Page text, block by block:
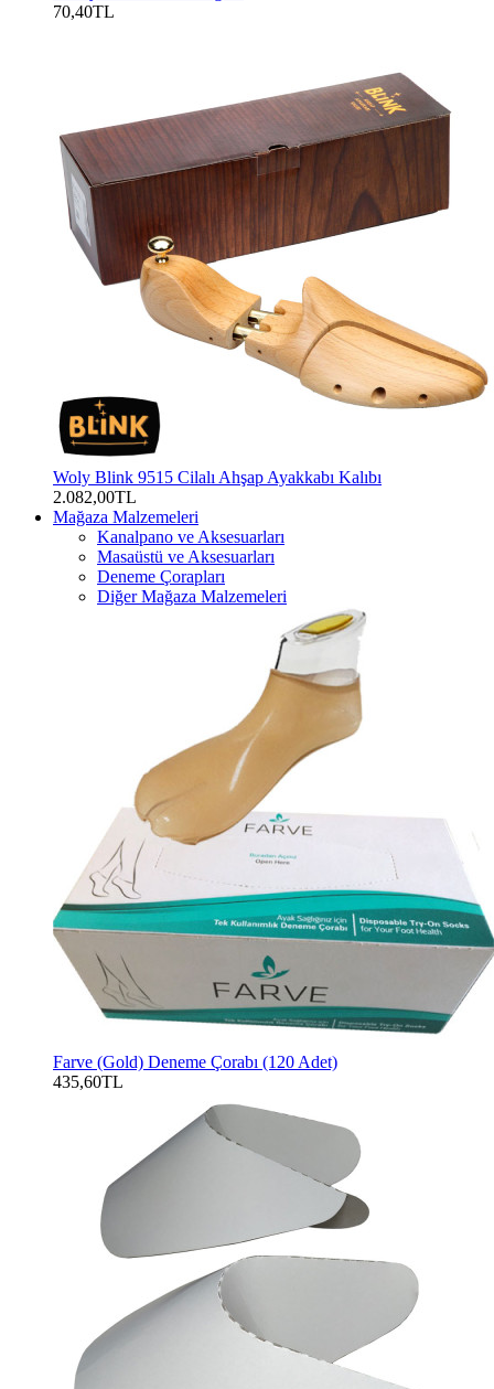
70,40TL
Woly Blink 9515 Cilalı Ahşap Ayakkabı Kalıbı
2.082,00TL
Mağaza Malzemeleri
Kanalpano ve Aksesuarları
Masaüstü ve Aksesuarları
Deneme Çorapları
Diğer Mağaza Malzemeleri
Farve (Gold) Deneme Çorabı (120 Adet)
435,60TL